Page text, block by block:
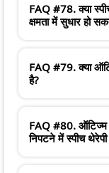
FAQ #78. क्या
क्षमता में सुधार हो
FAQ #79. क्या
है?
FAQ #80. ऑटिज्म
निपटने में स्पीच